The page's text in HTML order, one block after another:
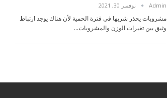
Admin نوفمبر 30, 2021
مشروبات يحذر شربها في فترة الحمية لأن هناك يوجد ارتباط
وثيق بين تغيرات الوزن والمشروبات…